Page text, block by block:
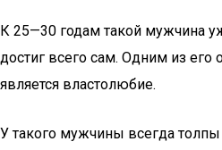
К 25—30 годам такой мужчина
достиг всего сам. Одним из его
является властолюбие.
У такого мужчины всегда